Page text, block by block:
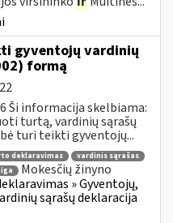
gyventojų vardinių
formą
Ši informacija skelbiama:
turtą, vardinių sąrašų
turi teikti gyventojų...
deklaravimas
vardinis sąrašas
Mokesčių žinyno
» Gyventojų,
sąrašų deklaracija